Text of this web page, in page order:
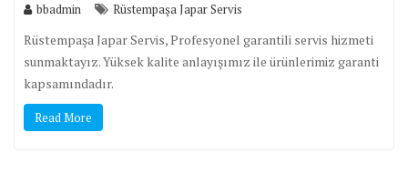
bbadmin Rüstempaşa Japar Servis
Rüstempaşa Japar Servis, Profesyonel garantili servis hizmeti
sunmaktayız. Yüksek kalite anlayışımız ile ürünlerimiz garanti
kapsamındadır.
Read More